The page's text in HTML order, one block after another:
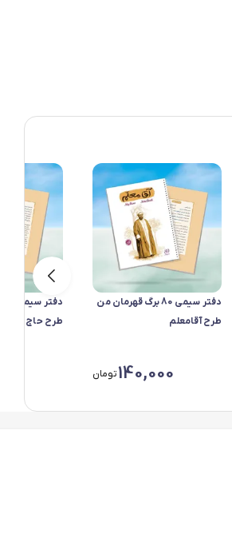
دفتر سیمی 80 برگ قهرمان من
طرح آقامعلم
140,000تومان
طرح حاج همت